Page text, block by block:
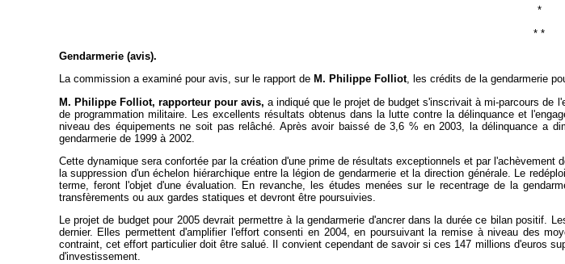
*
* *
Gendarmerie (avis).
La commission a examiné pour avis, sur le rapport de M. Philippe Folliot, les crédits de la gendarmerie
M. Philippe Folliot, rapporteur pour avis, a indiqué que le projet de budget s'inscrivait à mi-parcours de
de programmation militaire. Les excellents résultats obtenus dans la lutte contre la délinquance et
niveau des équipements ne soit pas relâché. Après avoir baissé de 3,6 % en 2003, la délinquance a
gendarmerie de 1999 à 2002.
Cette dynamique sera confortée par la création d'une prime de résultats exceptionnels et par
la suppression d'un échelon hiérarchique entre la légion de gendarmerie et la direction générale. Le
terme, feront l'objet d'une évaluation. En revanche, les études menées sur le recentrage de la
transfèrements ou aux gardes statiques et devront être poursuivies.
Le projet de budget pour 2005 devrait permettre à la gendarmerie d'ancrer dans la durée ce bilan positif.
dernier. Elles permettent d'amplifier l'effort consenti en 2004, en poursuivant la remise à niveau des
contraint, cet effort particulier doit être salué. Il convient cependant de savoir si ces 147 millions d'euros
d'investissement.